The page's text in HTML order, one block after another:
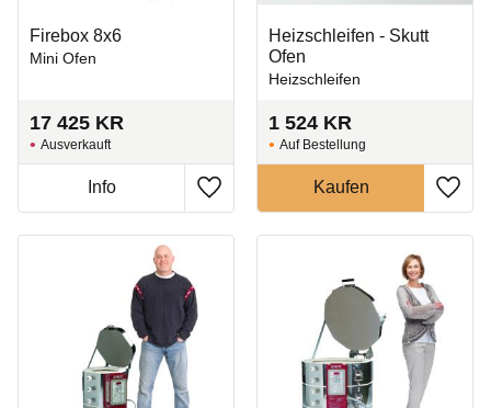
Firebox 8x6
Mini Ofen
17 425 KR
Zu Favoriten hinzufügen
Ausverkauft
Heizschleifen - Skutt
Ofen
Heizschleifen
1 524 KR
Zu
Auf Bestellung